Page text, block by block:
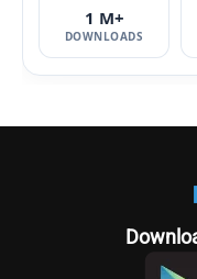
1 M+
DOWNLOADS